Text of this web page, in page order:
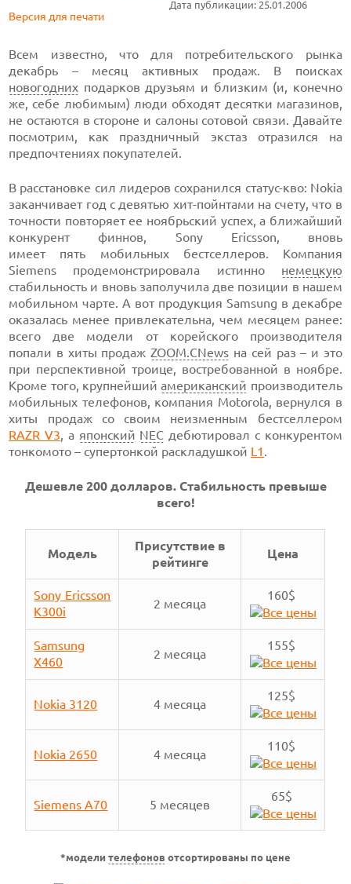
Дата публикации: 25.01.2006
Версия для печати
Всем известно, что для потребительского рынка
декабрь – месяц активных продаж. В поисках
новогодних подарков друзьям и близким (и, конечно
же, себе любимым) люди обходят десятки магазинов,
не остаются в стороне и салоны сотовой связи. Давайте
посмотрим, как праздничный экстаз отразился на
предпочтениях покупателей.
В расстановке сил лидеров сохранился статус-кво: Nokia
заканчивает год с девятью хит-пойнтами на счету, что в
точности повторяет ее ноябрьский успех, а ближайший
конкурент финнов, Sony Ericsson, вновь
имеет пять мобильныхбестселлеров. Компания
Siemens продемонстрировала истинно немецкую
стабильность и вновь заполучила две позиции в нашем
мобильном чарте. А вот продукция Samsung в декабре
оказалась менее привлекательна, чем месяцем ранее:
всего две модели от корейского производителя
попали в хиты продажZOOM.CNews на сей раз – и это
при перспективной троице, востребованной в ноябре.
Кроме того, крупнейшийамериканский производитель
мобильных телефонов, компания Motorola, вернулся в
хиты продаж со своим неизменным бестселлером
RAZR V3, а японский NEC дебютировал с конкурентом
тонкомото – супертонкой раскладушкой L1 .
Дешевле 200 долларов.Стабильность превыше
всего!
Модель
Присутствие в
рейтинге
Цена
Sony Ericsson
K300i
2 месяца
160$
Samsung
X460
2 месяца
155$
Nokia 3120 4 месяца
125$
Nokia 2650 4 месяца
110$
Siemens A70 5 месяцев
65$
*модели телефонов отсортированы по цене